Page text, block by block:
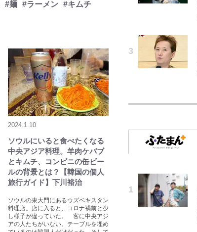
#麺 #ラーメン #キムチ
2024.1.10
ソウルにいると食べたくなる
中央アジア料理。羊肉ケバブ
とキムチ、コンビニの缶ビー
ルの背景とは？【韓国の個人
旅行ガイド】下川裕治
ソウルの東大門にあるウズベキスタン
料理店。店に入ると、コロナ禍前と少
し様子が違っていた。 客に中央アジ
アの人たちがいない。テーブルを埋め